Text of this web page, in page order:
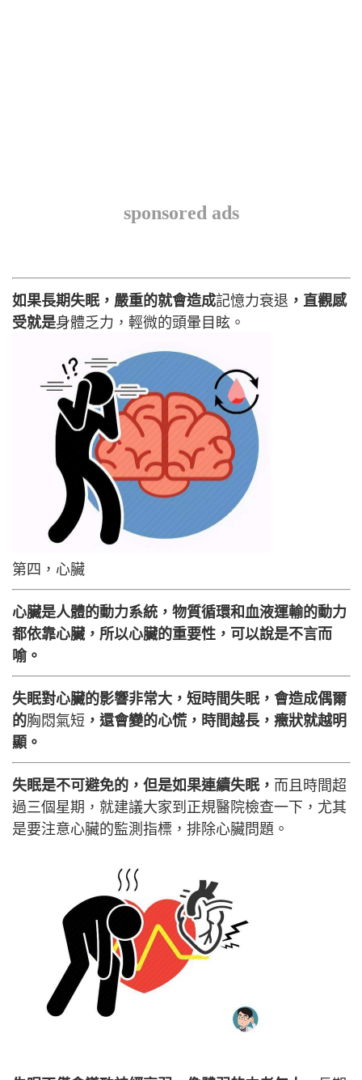
sponsored ads
如果長期失眠，嚴重的就會造成記憶力衰退 ，直觀感
受就是身體乏力，輕微的頭暈目眩。
第四，心臟
心臟是人體的動力系統，物質循環和血液運輸的動力
都依靠心臟，所以心臟的重要性，可以說是不言而
喻。
失眠對心臟的影響非常大，短時間失眠，會造成偶爾
的胸悶氣短 ，還會變的心慌，時間越長，癥狀就越明
顯。
失眠是不可避免的，但是如果連續失眠， 而且時間超
過三個星期，就建議大家到正規醫院檢查一下，尤其
是要注意心臟的監測指標，排除心臟問題。